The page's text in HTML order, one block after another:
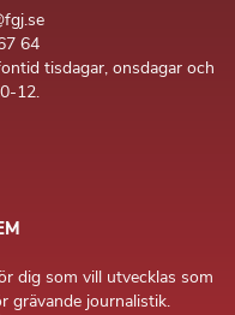
64
tisdagar, onsdagar och
12.
dig som vill utvecklas som
grävande journalistik.